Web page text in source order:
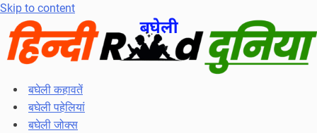
Skip to content
बघेली कहावतें
बघेली पहेलियां
बघेली जोक्स